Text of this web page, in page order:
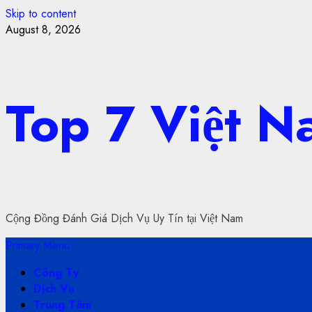
Skip to content
August 8, 2026
Top 7 Việt
Cộng Đồng Đánh Giá Dịch Vụ Uy Tín tại Việt Nam
Primary Menu
Công Ty
Dịch Vụ
Trung Tâm